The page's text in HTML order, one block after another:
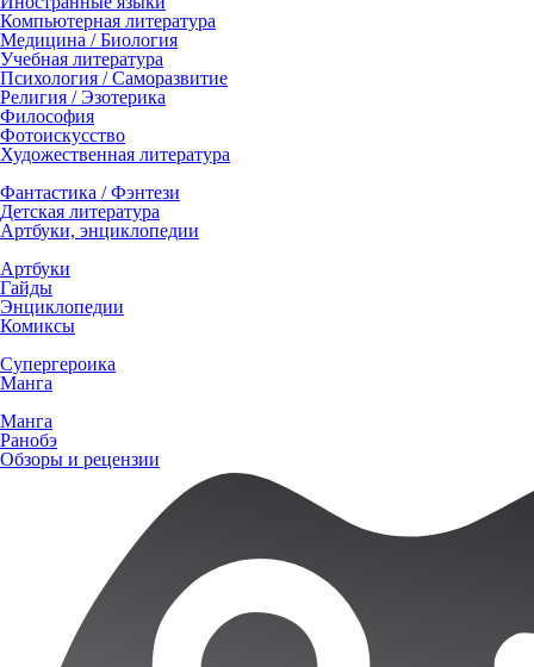
Компьютерная литература
Медицина / Биология
Учебная литература
Психология / Саморазвитие
Религия / Эзотерика
Философия
Фотоискусство
Художественная литература
Фантастика / Фэнтези
Детская литература
Артбуки, энциклопедии
Артбуки
Гайды
Энциклопедии
Комиксы
Супергероика
Манга
Манга
Ранобэ
Обзоры и рецензии